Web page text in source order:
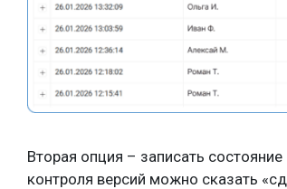
Вторая опция – записать
контроля версий можно сказать